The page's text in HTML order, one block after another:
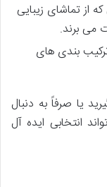
از تماشای زیبایی
می برند.
ترکیب بندی های
یا صرفاً به دنبال
انتخابی ایده آل